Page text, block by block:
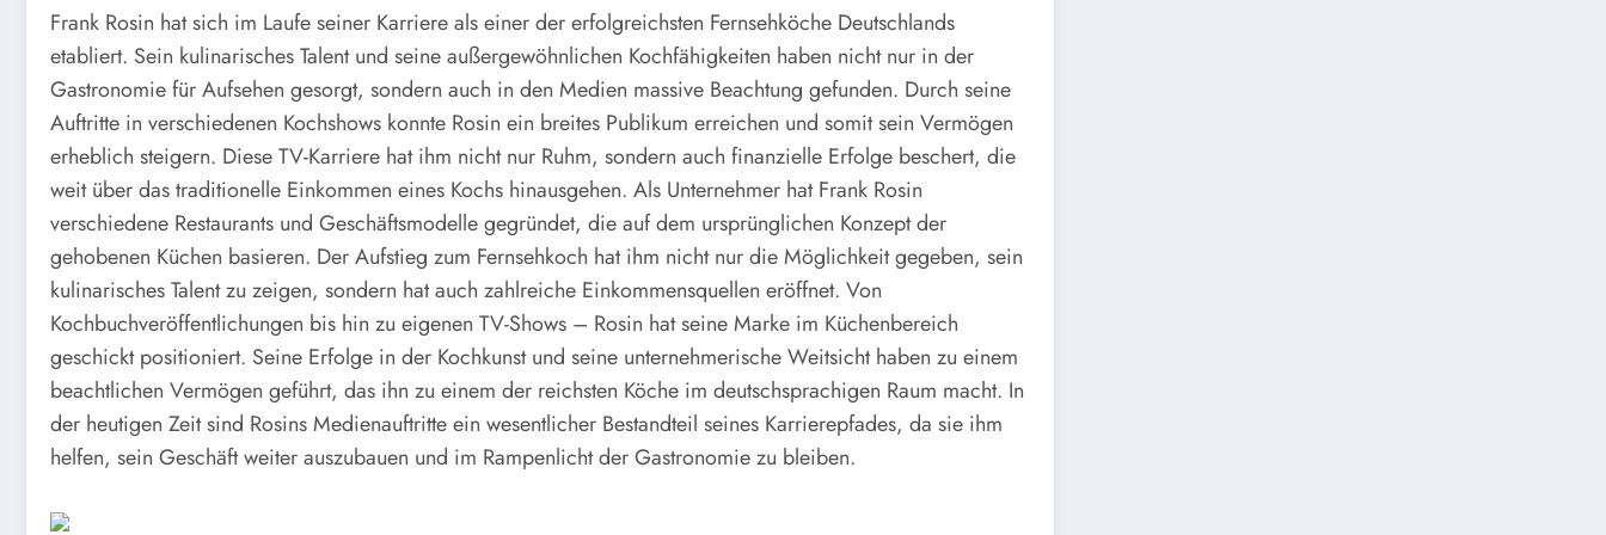
Frank Rosin hat sich im Laufe seiner Karriere als einer der erfolgreichsten Fernsehköche Deutschlands
etabliert. Sein kulinarisches Talent und seine außergewöhnlichen Kochfähigkeiten haben nicht nur in der
Gastronomie für Aufsehen gesorgt, sondern auch in den Medien massive Beachtung gefunden. Durch seine
Auftritte in verschiedenen Kochshows konnte Rosin ein breites Publikum erreichen und somit sein Vermögen
erheblich steigern. Diese TV-Karriere hat ihm nicht nur Ruhm, sondern auch finanzielle Erfolge beschert, die
weit über das traditionelle Einkommen eines Kochs hinausgehen. Als Unternehmer hat Frank Rosin
verschiedene Restaurants und Geschäftsmodelle gegründet, die auf dem ursprünglichen Konzept der
gehobenen Küchen basieren. Der Aufstieg zum Fernsehkoch hat ihm nicht nur die Möglichkeit gegeben, sein
kulinarisches Talent zu zeigen, sondern hat auch zahlreiche Einkommensquellen eröffnet. Von
Kochbuchveröffentlichungen bis hin zu eigenen TV-Shows – Rosin hat seine Marke im Küchenbereich
geschickt positioniert. Seine Erfolge in der Kochkunst und seine unternehmerische Weitsicht haben zu einem
beachtlichen Vermögen geführt, das ihn zu einem der reichsten Köche im deutschsprachigen Raum macht. In
der heutigen Zeit sind Rosins Medienauftritte ein wesentlicher Bestandteil seines Karrierepfades, da sie ihm
helfen, sein Geschäft weiter auszubauen und im Rampenlicht der Gastronomie zu bleiben.